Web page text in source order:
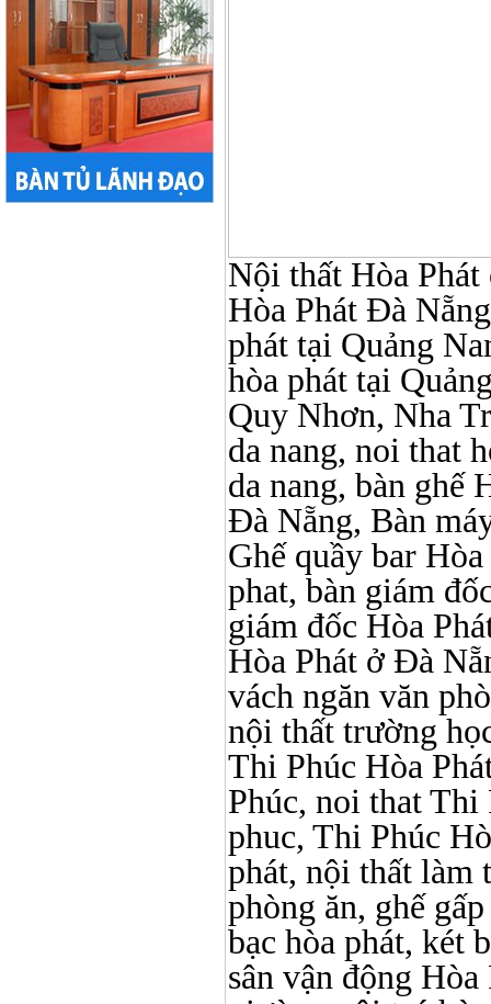
Nội thất Hòa
Hòa Phát Đà
phát tại Quảng
hòa phát tại
Quy Nhơn, Nha
da nang, noi that
da nang, bàn ghế
Đà Nẵng, Bàn
Ghế quầy bar
phat, bàn giám
giám đốc Hòa
Hòa Phát ở Đà
vách ngăn văn
nội thất trường
Thi Phúc Hòa
Phúc, noi that
phuc, Thi Phúc
phát, nội thất làm
phòng ăn, ghế
bạc hòa phát, két
sân vận động